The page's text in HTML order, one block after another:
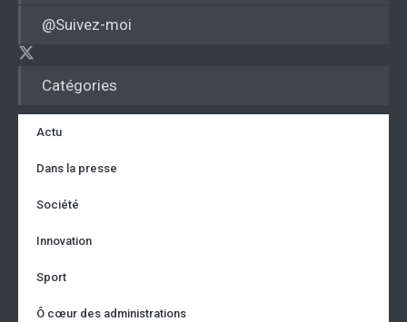
Catégories
Actu
Dans la presse
Société
Innovation
Sport
Ô cœur des administrations
@Suivez-moi